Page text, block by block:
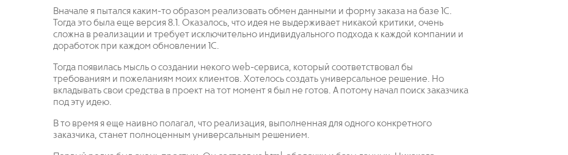
Вначале я пытался каким-то образом реализовать обмен данными и форму заказа на базе 1С.
Тогда это была еще версия 8.1. Оказалось, что идея не выдерживает никакой критики, очень
сложна в реализации и требует исключительно индивидуального подхода к каждой компании и
доработок при каждом обновлении 1С.
Тогда появилась мысль о создании некого web-сервиса, который соответствовал бы
требованиям и пожеланиям моих клиентов. Хотелось создать универсальное решение. Но
вкладывать свои средства в проект на тот момент я был не готов. А потому начал поиск заказчика
под эту идею.
В то время я еще наивно полагал, что реализация, выполненная для одного конкретного
заказчика, станет полноценным универсальным решением.